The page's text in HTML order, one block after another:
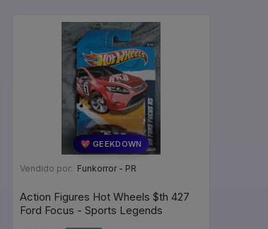
💖 GEEKDOWN
Vendido por: Funkorror - PR
Action Figures Hot Wheels $th 427
Ford Focus - Sports Legends